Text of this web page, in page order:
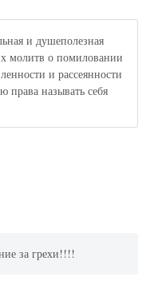
и душеполезная
молитв о помиловании
и рассеянности
называть себя
за грехи!!!!